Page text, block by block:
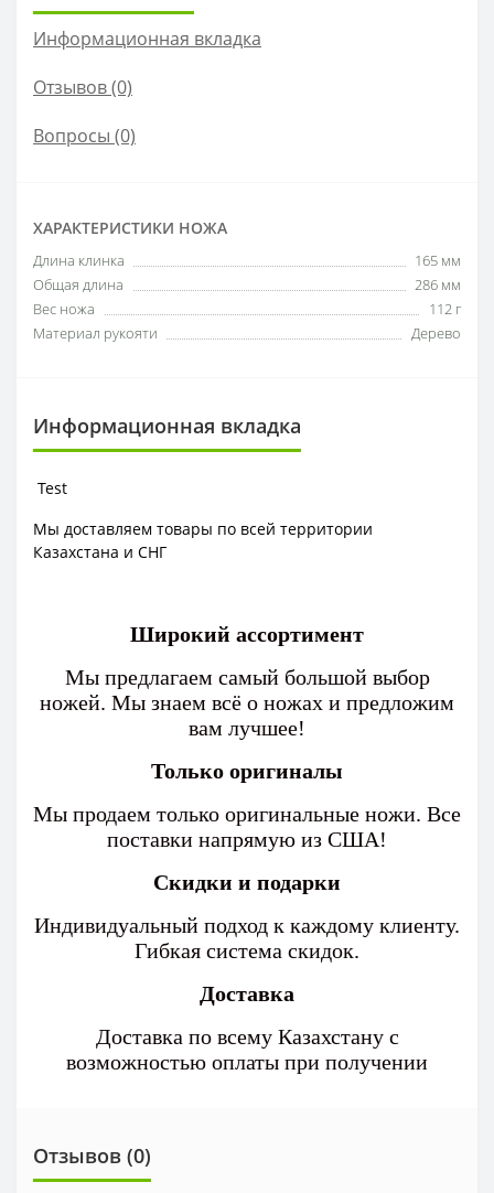
Информационная вкладка
Отзывов (0)
Вопросы (0)
ХАРАКТЕРИСТИКИ НОЖА
Длина клинка
165 мм
Общая длина
286 мм
Вес ножа
112 г
Материал рукояти
Дерево
Информационная вкладка
Test
Мы доставляем товары по всей территории
Казахстана и СНГ
Широкий ассортимент
Мы предлагаем самый большой выбор
ножей. Мы знаем всё о ножах и предложим
вам лучшее!
Только оригиналы
Мы продаем только оригинальные ножи. Все
поставки напрямую из США!
Скидки и подарки
Индивидуальный подход к каждому клиенту.
Гибкая система скидок.
Доставка
Доставка по всему Казахстану с
возможностью оплаты при получении
Отзывов (0)